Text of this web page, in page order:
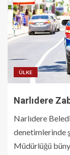
ÜLKE
Narlıdere
Narlıdere
denetimlerinde
Müdürlüğü